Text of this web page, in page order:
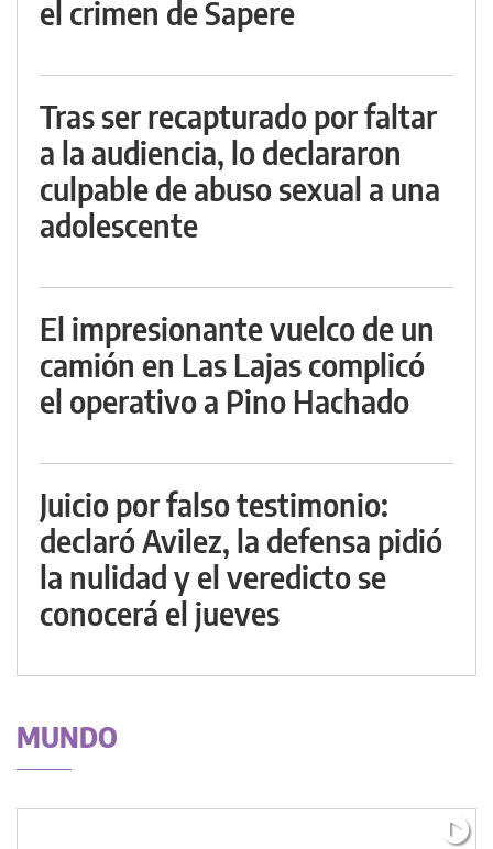
el crimen de Sapere
Tras ser recapturado por faltar
a la audiencia, lo declararon
culpable de abuso sexual a una
adolescente
El impresionante vuelco de un
camión en Las Lajas complicó
el operativo a Pino Hachado
Juicio por falso testimonio:
declaró Avilez, la defensa pidió
la nulidad y el veredicto se
conocerá el jueves
MUNDO